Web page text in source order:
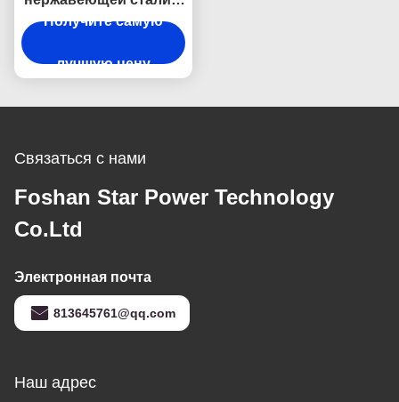
заглушающим звуком
антиконденсационным
Получите самую
лучшую цену
Связаться с нами
Foshan Star Power Technology
Co.Ltd
Электронная почта
813645761@qq.com
Наш адрес